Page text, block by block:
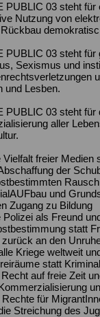
PUBLIC 03 steht für
Nutzung von
PUBLIC 03 steht
Sexismus und
und Lesben.
PUBLIC 03 steht
aller
Vielfalt freier Medien
der
Rausch
und
Zugang zu Bildung
Polizei als Freund
statt
an den
Kriege weltweit
statt
auf freie Zeit
für
Streichung des